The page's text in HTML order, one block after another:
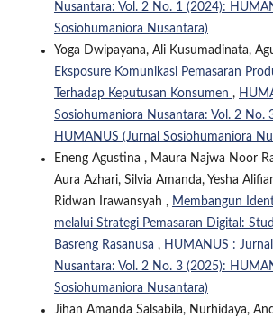
Nusantara: Vol. 2 No. 1 (2024):
Sosiohumaniora Nusantara)
Yoga Dwipayana, Ali Kusumadinata,
Eksposure Komunikasi Pemasaran
Terhadap Keputusan Konsumen ,
Sosiohumaniora Nusantara: Vol. 2 No.
HUMANUS (Jurnal Sosiohumaniora
Eneng Agustina , Maura Najwa Noor
Aura Azhari, Silvia Amanda, Yesha
Ridwan Irawansyah , Membangun
melalui Strategi Pemasaran Digital:
Basreng Rasanusa , HUMANUS :
Nusantara: Vol. 2 No. 3 (2025):
Sosiohumaniora Nusantara)
Jihan Amanda Salsabila, Nurhidaya,